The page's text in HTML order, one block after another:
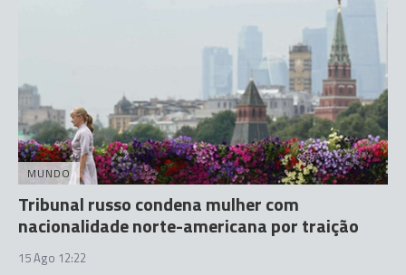
MUNDO
Tribunal russo condena mulher com
nacionalidade norte-americana por traição
15 Ago 12:22